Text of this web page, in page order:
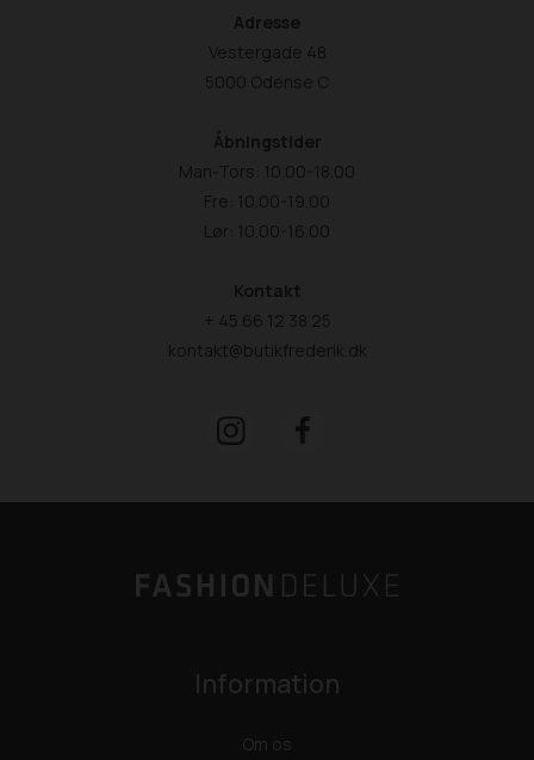
Adresse
Vestergade 48
5000 Odense C
Åbningstider
Man-Tors: 10.00-18.00
Fre: 10.00-19.00
Lør: 10.00-16.00
Kontakt
+ 45 66 12 38 25
kontakt@butikfrederik.dk
Information
Om os